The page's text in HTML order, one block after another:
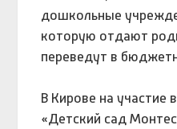
дошкольные
которую отдают
переведут в
В Кирове на участие
«Детский сад